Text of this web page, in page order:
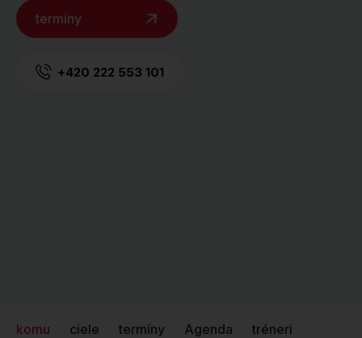
termíny
+420 222 553 101
komu ciele termíny Agenda tréneri